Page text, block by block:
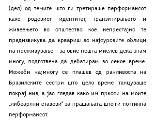
(дел) од темите што ги третираше перформансот
како родовиот идентитет, транзитирањето и
живеењето во општество кое непрестајно те
предизвикува да крвариш во најсуровите облици
на преживување – за овие нешта мислев дека знам
многу, подготвена да дебатирам во секое време.
Можеби најмногу се плашев од ранливоста на
Бразилските сестри што цело време танцуваше
покрај нив, а јас гледав како им пркоси на моите
„либеарлни ставови“ за прашањата што ги поттикна
перформансот.